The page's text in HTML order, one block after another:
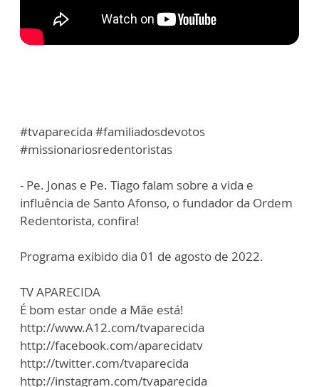
#tvaparecida #familiadosdevotos
#missionariosredentoristas
- Pe. Jonas e Pe. Tiago falam sobre a vida e
influência de Santo Afonso, o fundador da Ordem
Redentorista, confira!
Programa exibido dia 01 de agosto de 2022.
TV APARECIDA
É bom estar onde a Mãe está!
http://www.A12.com/tvaparecida
http://facebook.com/aparecidatv
http://twitter.com/tvaparecida
http://instagram.com/tvaparecida